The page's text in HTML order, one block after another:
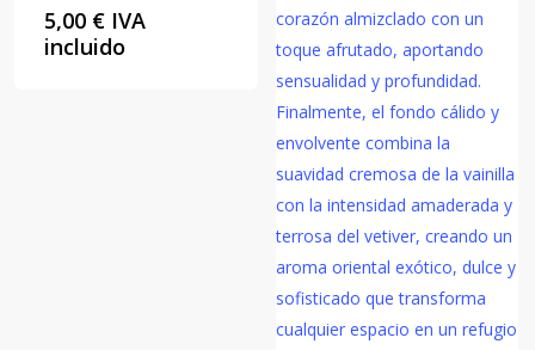
5,00 € IVA
incluido